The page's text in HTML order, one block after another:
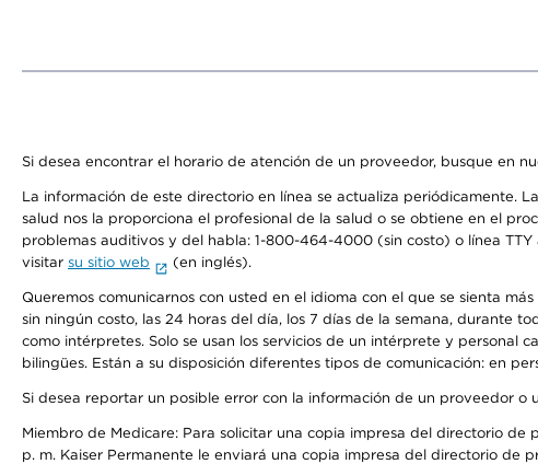
Si desea encontrar el horario de atención de un proveedor, busque en
La información de este directorio en línea se actualiza periódicamente.
salud nos la proporciona el profesional de la salud o se obtiene en el
problemas auditivos y del habla: 1-800-464-4000 (sin costo) o línea TTY
visitar su sitio web (en inglés).
Queremos comunicarnos con usted en el idioma con el que se sienta
sin ningún costo, las 24 horas del día, los 7 días de la semana, durante
como intérpretes. Solo se usan los servicios de un intérprete y
bilingües. Están a su disposición diferentes tipos de comunicación: en
Si desea reportar un posible error con la información de un proveedor o
Miembro de Medicare: Para solicitar una copia impresa del directorio de
p. m. Kaiser Permanente le enviará una copia impresa del directorio de